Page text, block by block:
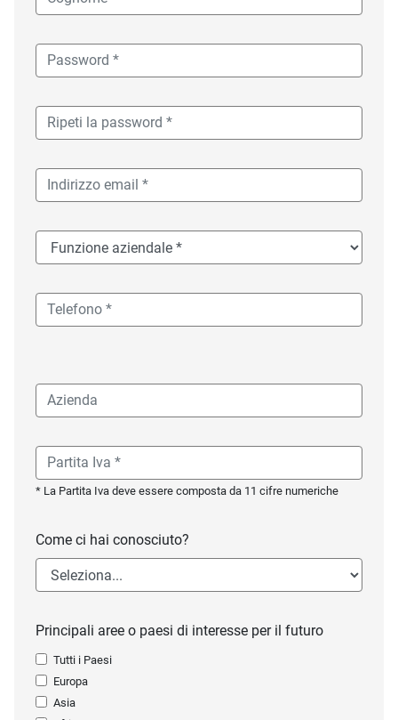
* La Partita Iva deve essere composta da 11 cifre numeriche
Come ci hai conosciuto?
Principali aree o paesi di interesse per il futuro
Tutti i Paesi
Europa
Asia